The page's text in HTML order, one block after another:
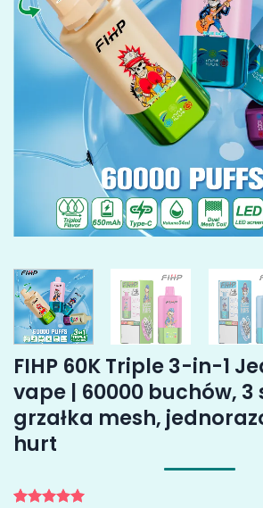
FIHP 60K Triple 3-in-1
vape | 60000 buchów, 3
grzałka mesh,
hurt